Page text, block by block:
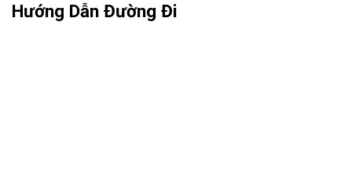
Hướng Dẫn Đường Đi